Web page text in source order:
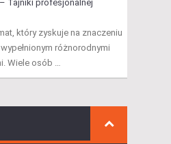
Tajniki profesjonalnej
który zyskuje na znaczeniu
różnorodnymi
Wiele osób …